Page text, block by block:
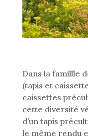
Dans la famillle
(tapis et
caissettes
cette diversité
d’un tapis
le même rendu